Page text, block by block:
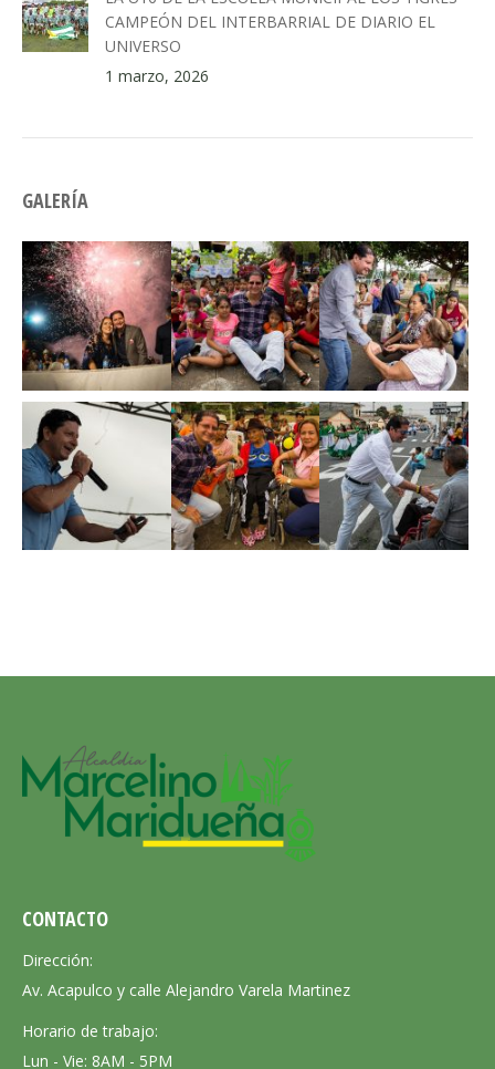
CAMPEÓN DEL INTERBARRIAL DE DIARIO EL
UNIVERSO
1 marzo, 2026
GALERÍA
CONTACTO
Dirección:
Av. Acapulco y calle Alejandro Varela Martinez
Horario de trabajo:
Lun - Vie: 8AM - 5PM